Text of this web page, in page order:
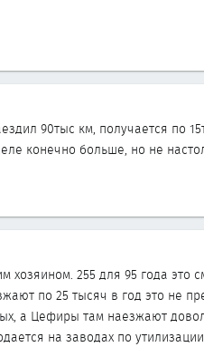
90тыс км, получается по
конечно больше, но не
255 для 95 года это
по 25 тысяч в год это не
а Цефиры там наезжают
на заводах по